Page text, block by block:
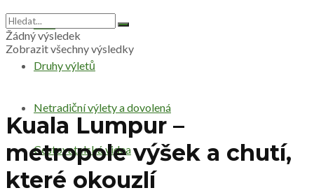
Svět
Druhy výletů
Netradiční výlety a dovolená
Cestovatelská videa
Žádný výsledek
Zobrazit všechny výsledky
Kuala Lumpur –
metropole výšek a chutí,
které okouzlí